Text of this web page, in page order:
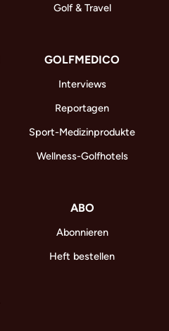
Golf & Travel
GOLFMEDICO
Interviews
Reportagen
Sport-Medizinprodukte
Wellness-Golfhotels
ABO
Abonnieren
Heft bestellen